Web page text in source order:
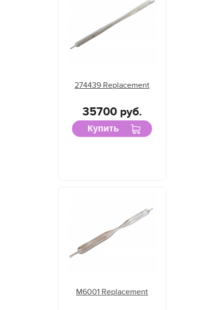
274439 Replacement
35700 руб.
Купить
M6001 Replacement